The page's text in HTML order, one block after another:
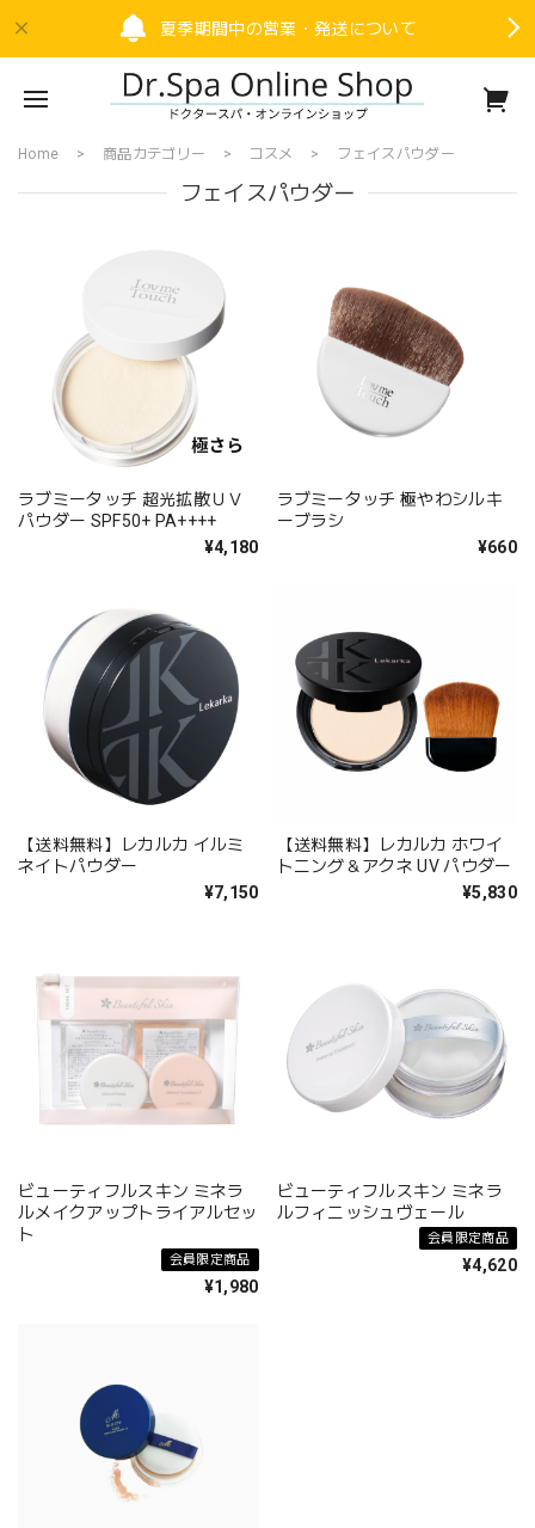
夏季期間中の営業・発送について
Home 商品カテゴリー コスメ フェイスパウダー
フェイスパウダー
ラブミータッチ 超光拡散ＵＶ
パウダー SPF50+ PA++++
¥4,180
ラブミータッチ 極やわシルキ
ーブラシ
¥660
【送料無料】レカルカ イルミ
ネイトパウダー
¥7,150
【送料無料】レカルカ ホワイ
トニング＆アクネ UV パウダー
¥5,830
ビューティフルスキン ミネラ
ルメイクアップトライアルセッ
ト
会員限定商品
¥1,980
ビューティフルスキン ミネラ
ルフィニッシュヴェール
会員限定商品
¥4,620